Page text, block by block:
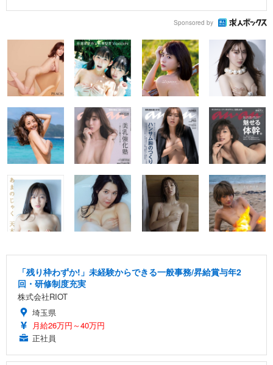
Sponsored by
「残り枠わずか!」未経験からできる一般事務/昇給賞与年2
回・研修制度充実
株式会社RIOT
埼玉県
月給26万円～40万円
正社員